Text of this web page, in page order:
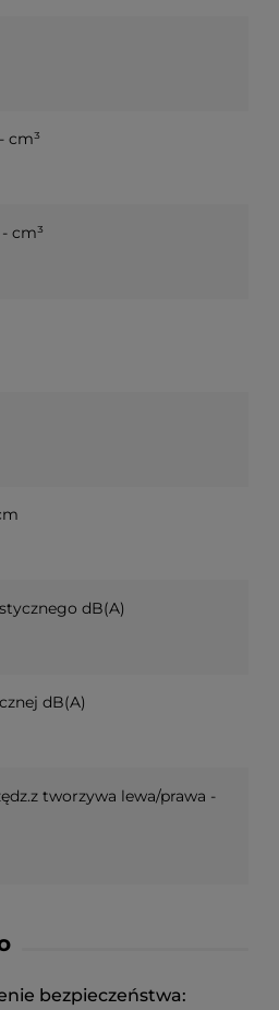
cm³
cm³
dB(A)
dB(A)
tworzywa lewa/prawa -
bezpieczeństwa